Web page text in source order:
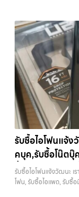
เกษตรนวมินทร์, เสนานิค
ซื้อแมคบุค, รับซื้อโน๊ตบุ๊ค,
ไอที กรุงเทพฯ – เราพร้อ
แบบครบวงจรสำหรับลูกค้
โฟน ทุกรุ่น ทั้งเครื่องใหม่แ
ทรัพย์สินที่มีมูลค่า คุณอา
มอบบริการประเมินสภาพ
เน้น โปร่งใส มั่นใจได้ และ
ครอบคลุมทั้ง iPhone สา
ทุกแบรนด์ เรารับถึงแม้จ
เพราะมูลค่าของเครื่อง
ชุด และความสะดวกในก
ลาดพร้าว, รัชดา, บางรัก,
บางพลี, เกษตรนวมินทร์,
ว่า “รับซื้อมือถือใกล้ฉัน
ราคา”, “รับซื้อแท็บเล็ต ก
ราคาสูง” — ที่นี่คือคำตอบ
ความสะดวกสบายที่เหนือ
พร้อมทีมงานที่พร้อมอำ
อาชีพ และจ่ายเงินทันที
ง่ายขึ้น ดีกว่า รวดเร็วกว่
การให้บริการ รับซื้อมือถื
วัชรพล รามอินทรา รับซื้
ซื้อมือถือ iPhone,
จ่ายเงินทันที รับซื้อมือถือ
iPhone, Samsung, ไอ
ทันที บริการถึงพื้นที่… รั
รัชดา, บางรัก, แจ้งวัฒน
เขต ประสบการณ์เหนือ
ถือ ยินดีต้อนรับสู่ “รับซื้อข
บริการ รับซื้อ มือถือ
สูง พร้อมจ่ายเงินทันที ค
แจ้งวัฒนะ, บางแค, วัชร
ที่สุด ในยุคที่สมาร์ทโฟน
ทุกช่วงเวลา อุปกรณ์ที่คุณ
เว็บไซต์ของเราจึงเกิดขึ้
ไม่ใช้แล้วให้กลายเป็นเงิ
รับซื้อมือถือ, รับซื้อโทรศั
กรุงเทพมหานคร อย่างค
รับซื้อไอโฟนแจ้ง
คบุค,รับซื้อโน๊ตบุ๊
ซื้อมือถือ หรือ รั
กรุงเทพ และพื้น
รับซื้อไอโฟนแจ้งวัฒนะ เ
โฟน, รับซื้อไอแพด, รับซื้